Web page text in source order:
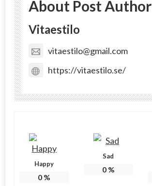
About Post Author
Vitaestilo
vitaestilo@gmail.com
https://vitaestilo.se/
Happy
0 %
Sad
0%